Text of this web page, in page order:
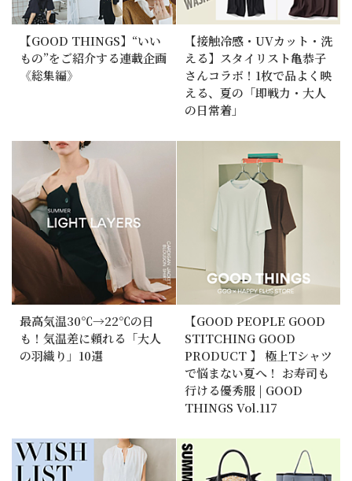
【GOOD THINGS】“いい
もの”をご紹介する連載企画
《総集編》
【接触冷感・UVカット・洗
える】スタイリスト亀恭子
さんコラボ！1枚で品よく映
える、夏の「即戦力・大人
の日常着」
最高気温30℃→22℃の日
も！気温差に頼れる「大人
の羽織り」10選
【GOOD PEOPLE GOOD
STITCHING GOOD
PRODUCT 】 極上Tシャツ
で悩まない夏へ！ お寿司も
行ける優秀服 | GOOD
THINGS Vol.117